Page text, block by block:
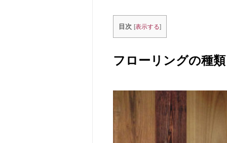
目次 [表示する]
フローリングの種類